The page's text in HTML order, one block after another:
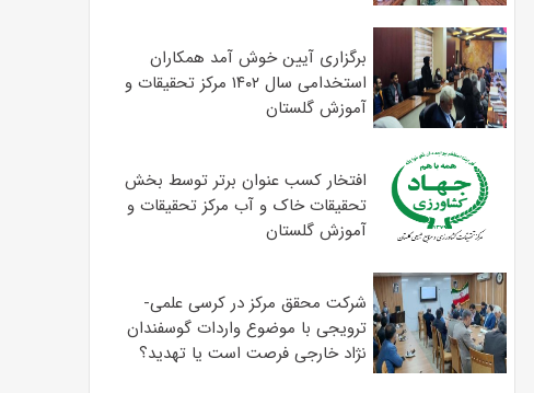
برگزاری آیین خوش آمد همکاران
استخدامی سال ۱۴۰۲ مرکز تحقیقات و
آموزش گلستان
افتخار کسب عنوان برتر توسط بخش
تحقیقات خاک و آب مرکز تحقیقات و
آموزش گلستان
شرکت محقق مرکز در کرسی علمی-
ترویجی با موضوع واردات گوسفندان
نژاد خارجی فرصت است یا تهدید؟